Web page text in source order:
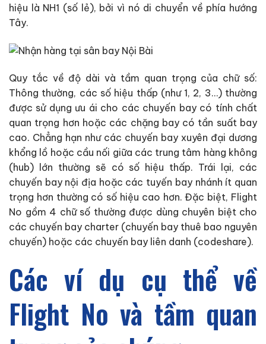
hiệu là NH1 (số lẻ), bởi vì nó di chuyển về phía hướng
Tây.
Quy tắc về độ dài và tầm quan trọng của chữ số:
Thông thường, các số hiệu thấp (như 1, 2, 3…) thường
được sử dụng ưu ái cho các chuyến bay có tính chất
quan trọng hơn hoặc các chặng bay có tần suất bay
cao. Chẳng hạn như các chuyến bay xuyên đại dương
khổng lồ hoặc cầu nối giữa các trung tâm hàng không
(hub) lớn thường sẽ có số hiệu thấp. Trái lại, các
chuyến bay nội địa hoặc các tuyến bay nhánh ít quan
trọng hơn thường có số hiệu cao hơn. Đặc biệt, Flight
No gồm 4 chữ số thường được dùng chuyên biệt cho
các chuyến bay charter (chuyến bay thuê bao nguyên
chuyến) hoặc các chuyến bay liên danh (codeshare).
Các ví dụ cụ thể về
Flight No và tầm quan